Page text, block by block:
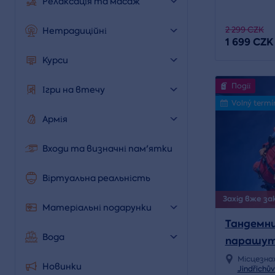
Нетрадиційні
Курси
Ігри на втечу
Армія
Входи та визначні пам'ятки
Віртуальна реальність
Матеріальні подарунки
Вода
Новинки
2 299 CZK
1 699 CZK
Захід вже
Події
Volný